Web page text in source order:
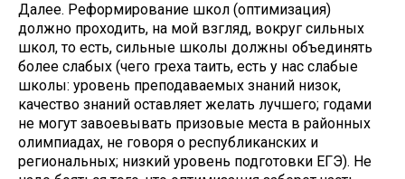
Далее. Реформирование школ (оптимизация)
должно проходить, на мой взгляд, вокруг сильных
школ, то есть, сильные школы должны объединять
более слабых (чего греха таить, есть у нас слабые
школы: уровень преподаваемых знаний низок,
качество знаний оставляет желать лучшего; годами
не могут завоевывать призовые места в районных
олимпиадах, не говоря о республиканских и
региональных; низкий уровень подготовки ЕГЭ). Не